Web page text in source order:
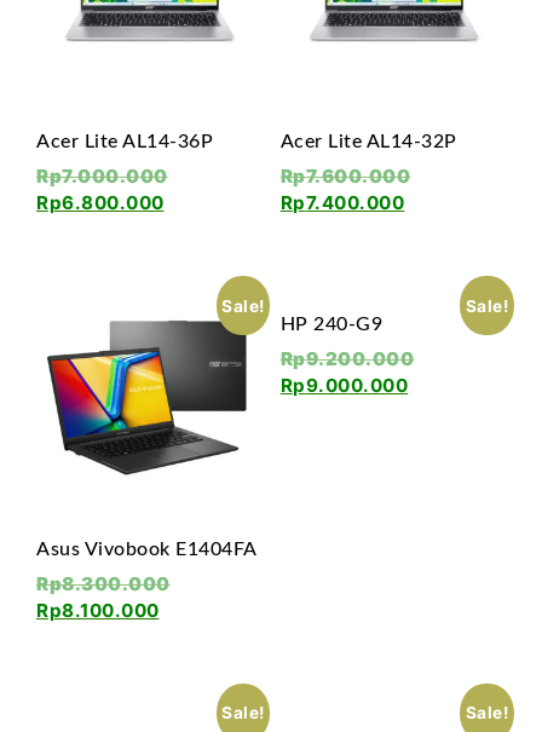
Acer Lite AL14-36P
Rp7.000.000
Rp6.800.000
Acer Lite AL14-32P
Rp7.600.000
Rp7.400.000
Sale!
Asus Vivobook E1404FA
Rp8.300.000
Rp8.100.000
Sale!
HP 240-G9
Rp9.200.000
Rp9.000.000
Sale! Sale!